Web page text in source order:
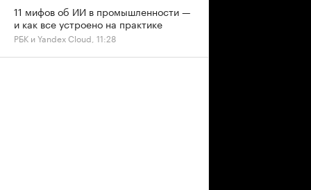
11 мифов об ИИ в промышленности —
и как все устроено на практике
РБК и Yandex Cloud, 11:28